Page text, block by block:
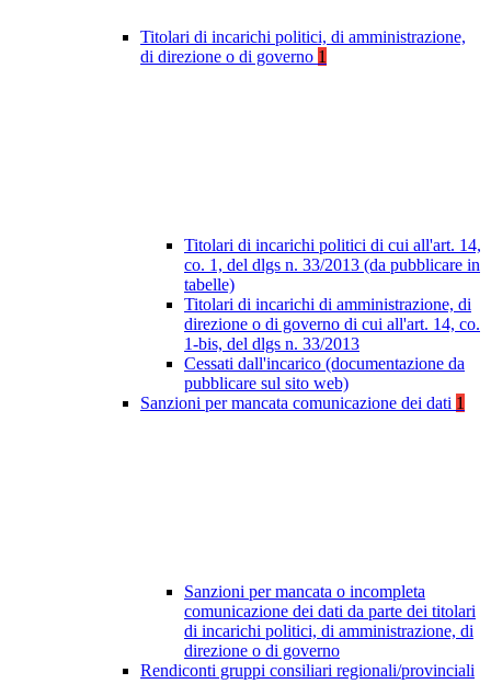
Titolari di incarichi politici, di amministrazione,
di direzione o di governo 1
Titolari di incarichi politici di cui all'art. 14,
co. 1, del dlgs n. 33/2013 (da pubblicare in
tabelle)
Titolari di incarichi di amministrazione, di
direzione o di governo di cui all'art. 14, co.
1-bis, del dlgs n. 33/2013
Cessati dall'incarico (documentazione da
pubblicare sul sito web)
Sanzioni per mancata comunicazione dei dati 1
Sanzioni per mancata o incompleta
comunicazione dei dati da parte dei titolari
di incarichi politici, di amministrazione, di
direzione o di governo
Rendiconti gruppi consiliari regionali/provinciali